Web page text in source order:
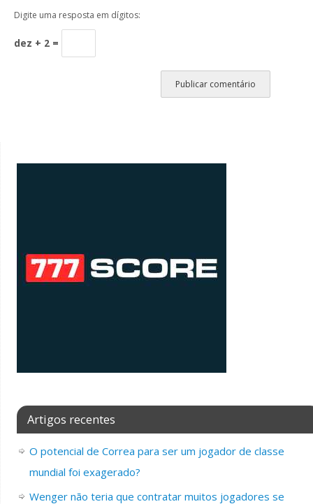
Digite uma resposta em dígitos:
dez + 2 =
Artigos recentes
O potencial de Correa para ser um jogador de classe
mundial foi exagerado?
Wenger não teria que contratar muitos jogadores se